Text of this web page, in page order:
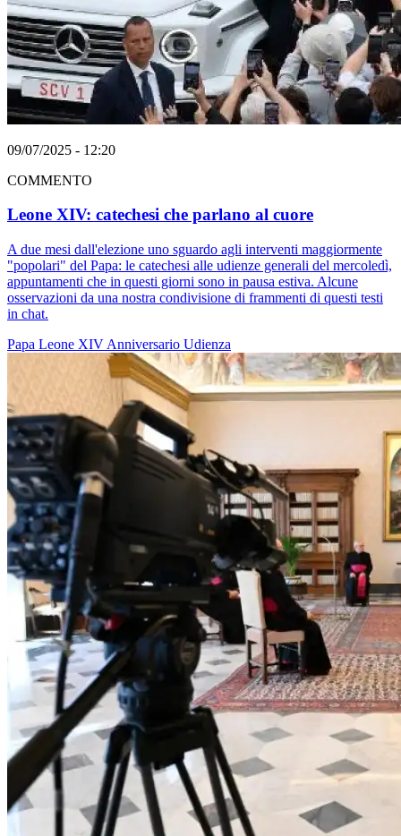
09/07/2025 - 12:20
COMMENTO
Leone XIV: catechesi che parlano al cuore
A due mesi dall'elezione uno sguardo agli interventi maggiormente
"popolari" del Papa: le catechesi alle udienze generali del mercoledì,
appuntamenti che in questi giorni sono in pausa estiva. Alcune
osservazioni da una nostra condivisione di frammenti di questi testi
in chat.
Papa Leone XIV Anniversario Udienza